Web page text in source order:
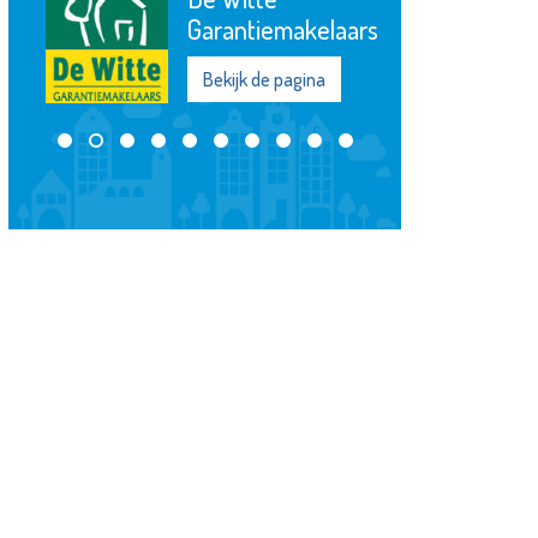
de pagina
Bekijk de pagina